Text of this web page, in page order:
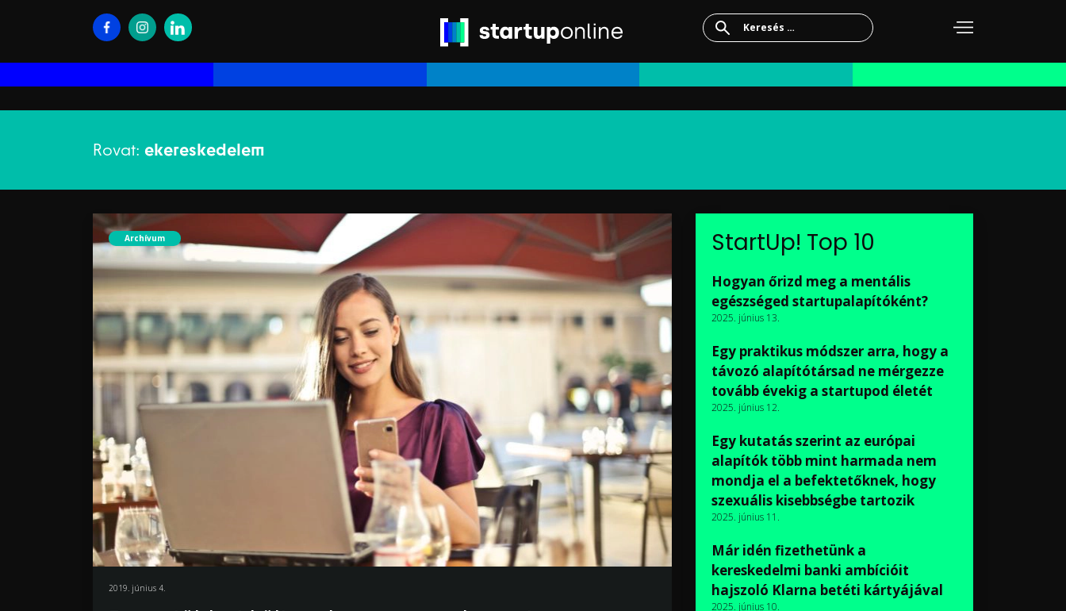
Keresés:
Rovat: ekereskedelem
Archívum
2019. június 4.
StartUp! Top 10
Hogyan őrizd meg a mentális
egészséged startupalapítóként?
2025. június 13.
Egy praktikus módszer arra, hogy a
távozó alapítótársad ne mérgezze
tovább évekig a startupod életét
2025. június 12.
Egy kutatás szerint az európai
alapítók több mint harmada nem
mondja el a befektetőknek, hogy
szexuális kisebbségbe tartozik
2025. június 11.
Már idén fizethetünk a
kereskedelmi banki ambícióit
hajszoló Klarna betéti kártyájával
2025. június 10.